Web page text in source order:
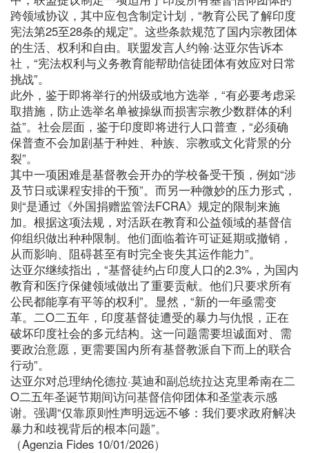
跨领域协议，其中应包含制定计划，“教育公民了解印度
宪法第25至28条的规定”。这些条款规范了国内宗教团体
的生活、权利和自由。联盟发言人约翰·达亚尔告诉本
社，“宪法权利与义务教育能帮助信徒团体有效应对日常
挑战”。
此外，鉴于即将举行的州级或地方选举，“有必要考虑采
取措施，防止选举名单被操纵而损害宗教少数群体的利
益”。社会层面，鉴于印度即将进行人口普查，“必须确
保普查不会加剧基于种姓、种族、宗教或文化背景的分
裂”。
其中一项困难是基督教会开办的学校备受干预，例如“涉
及节日或课程安排的干预”。而另一种微妙的压力形式，
则“是通过《外国捐赠监管法FCRA》规定的限制来施
加。根据这项法规，对活跃在教育和公益领域的基督信
仰组织做出种种限制。他们面临着许可证延期或撤销，
从而影响、阻碍甚至有时完全丧失其运作能力”。
达亚尔继续指出，“基督徒约占印度人口的2.3%，为国内
教育和医疗保健领域做出了重要贡献。他们只要求所有
公民都能享有平等的权利”。显然，“新的一年亟需变
革。二O二五年，印度基督徒遭受的暴力与仇恨，正在
破坏印度社会的多元结构。这一问题需要坦诚面对、需
要政治意愿，更需要国内所有基督教派自下而上的联合
行动”。
达亚尔对总理纳伦德拉·莫迪和副总统拉达克里希南在二
O二五年圣诞节期间访问基督信仰团体和圣堂表示感
谢。强调“仅靠原则性声明远远不够：我们要求政府解决
暴力和歧视背后的根本问题”。
（Agenzia Fides 10/01/2026）